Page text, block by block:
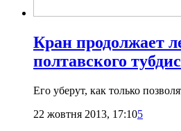
Кран продолжает
полтавского
Его уберут, как только
22 жовтня 2013, 17:105